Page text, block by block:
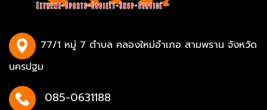
77/1 หมู่ 7 ตำบล คลองใหม่อำเภอ สามพราน จังหวัด
นครปฐม
085-0631188